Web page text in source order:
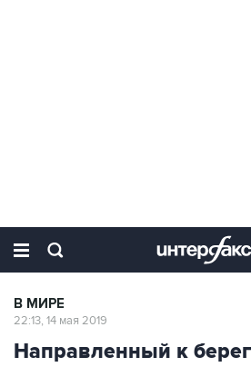
В МИРЕ
22:13, 14 мая 2019
Направленный к